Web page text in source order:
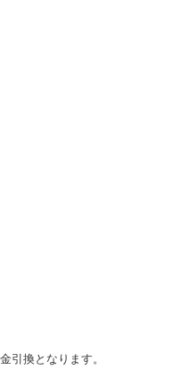
引換となります。